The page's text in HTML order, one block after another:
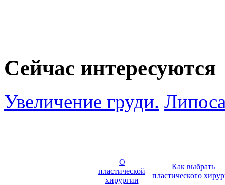
Сейчас интересуются
Увеличение груди.
О
пластической
хирургии
Как выбрать
пластического